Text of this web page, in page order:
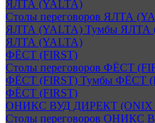
ЯЛТА (YALTA)
Столы переговоров ЯЛТА
ЯЛТА (YALTA) Тумбы ЯЛТА
ЯЛТА (YALTA)
ФЁСТ (FIRST)
Столы переговоров ФЁСТ
ФЁСТ (FIRST) Тумбы ФЁСТ
ФЁСТ (FIRST)
ОНИКС ВУД ДИРЕКТ (ONIX
Столы переговоров ОНИКС